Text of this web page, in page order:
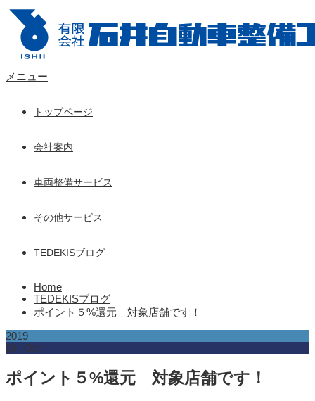
メニュー
トップページ
会社案内
車両整備サービス
その他サービス
TEDEKISブログ
Home
TEDEKISブログ
ポイント５%還元 対象店舗です！
2019
26
Oct
ポイント５%還元 対象店舗です！